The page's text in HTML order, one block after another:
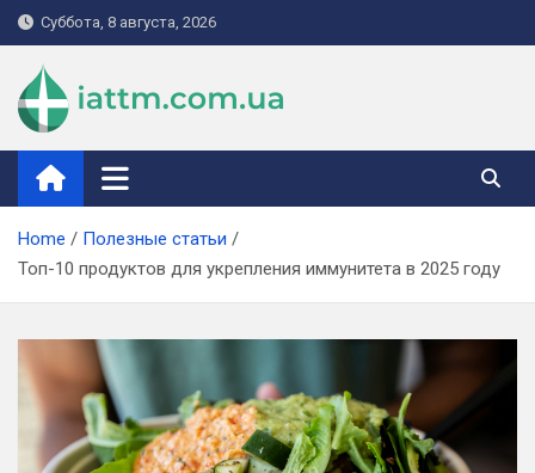
Skip
to
content
Суббота, 8 августа, 2026
iattm.com.ua
Home
Полезные статьи
Топ-10 продуктов для укрепления иммунитета в 2025 году